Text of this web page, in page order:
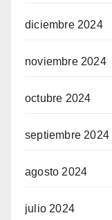
diciembre 2024
noviembre 2024
octubre 2024
septiembre 2024
agosto 2024
julio 2024